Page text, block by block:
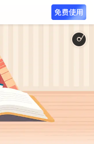
开心的校园